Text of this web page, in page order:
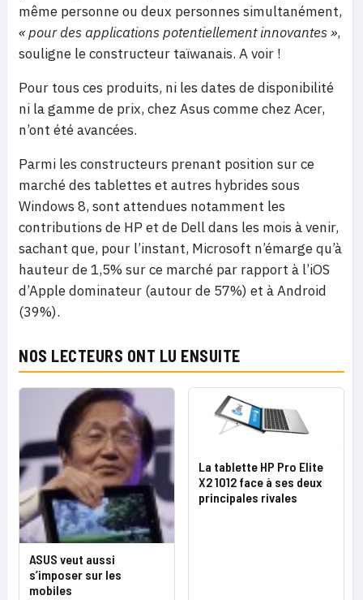
même personne ou deux personnes simultanément,
« pour des applications potentiellement innovantes »,
souligne le constructeur taïwanais. A voir !
Pour tous ces produits, ni les dates de disponibilité
ni la gamme de prix, chez Asus comme chez Acer,
n’ont été avancées.
Parmi les constructeurs prenant position sur ce
marché des tablettes et autres hybrides sous
Windows 8, sont attendues notamment les
contributions de HP et de Dell dans les mois à venir,
sachant que, pour l’instant, Microsoft n’émarge qu’à
hauteur de 1,5% sur ce marché par rapport à l’iOS
d’Apple dominateur (autour de 57%) et à Android
(39%).
NOS LECTEURS ONT LU ENSUITE
ASUS veut aussi
s’imposer sur les
mobiles
La tablette HP Pro Elite
X2 1012 face à ses deux
principales rivales